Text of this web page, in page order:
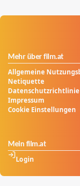
Mehr über film.at
Allgemeine
Netiquette
Datenschutzrichtlinie
Impressum
Cookie Einstellungen
Mein film.at
Login